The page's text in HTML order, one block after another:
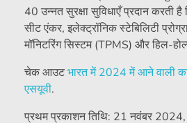
40 उन्नत सुरक्षा सुविधाएँ प्रदान करती
सीट एंकर, इलेक्ट्रॉनिक स्टेबिलिटी
मॉनिटरिंग सिस्टम (TPMS) और हिल-
चेक आउटभारत में 2024 में आने वाली
एसयूवी.
प्रथम प्रकाशन तिथि: 21 नवंबर 2024,